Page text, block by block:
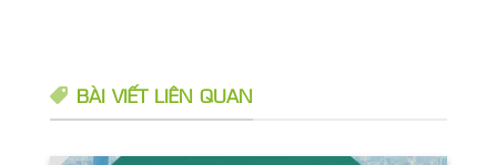
BÀI VIẾT LIÊN QUAN